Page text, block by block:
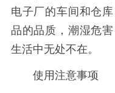
电子厂的车间和仓
品的品质，潮湿危
生活中无处不在。
使用注意事项